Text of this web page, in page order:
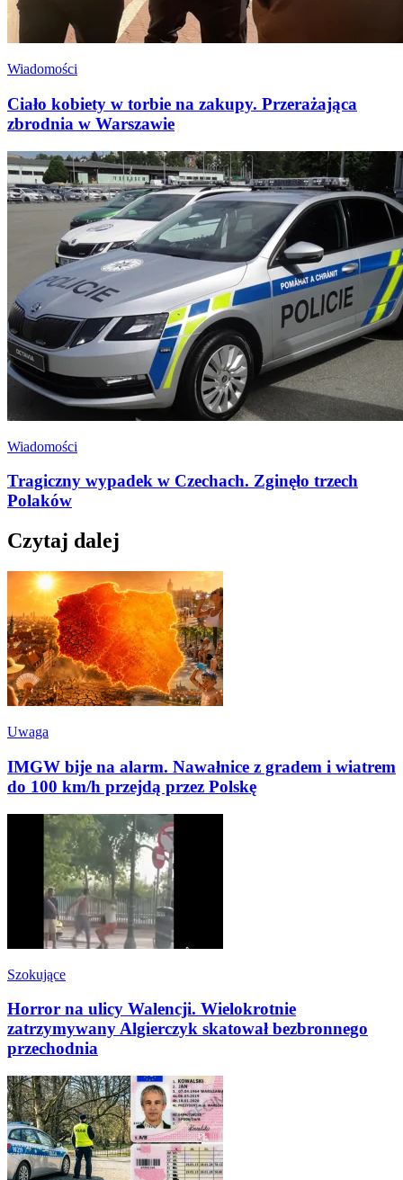
Wiadomości
Ciało kobiety w torbie na zakupy. Przerażająca
zbrodnia w Warszawie
Wiadomości
Tragiczny wypadek w Czechach. Zginęło trzech
Polaków
Czytaj dalej
Uwaga
IMGW bije na alarm. Nawałnice z gradem i wiatrem
do 100 km/h przejdą przez Polskę
Szokujące
Horror na ulicy Walencji. Wielokrotnie
zatrzymywany Algierczyk skatował bezbronnego
przechodnia